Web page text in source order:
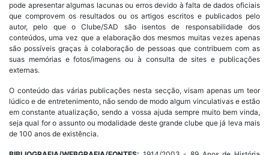
pode apresentar algumas lacunas ou erros devido à falta de dados oficiais
que comprovem os resultados ou os artigos escritos e publicados pelo
autor, pelo que o Clube/SAD são isentos de responsabilidade dos
conteúdos, uma vez que a elaboração dos mesmos muitas vezes apenas
são possíveis graças à colaboração de pessoas que contribuem com as
suas memórias e fotos/imagens ou à consulta de sites e publicações
externas.
O conteúdo das várias publicações nesta secção, visam apenas um teor
lúdico e de entretenimento, não sendo de modo algum vinculativas e estão
em constante atualização, sendo a vossa ajuda sempre muito bem vinda,
seja qual for o assunto ou modalidade deste grande clube que já leva mais
de 100 anos de existência.